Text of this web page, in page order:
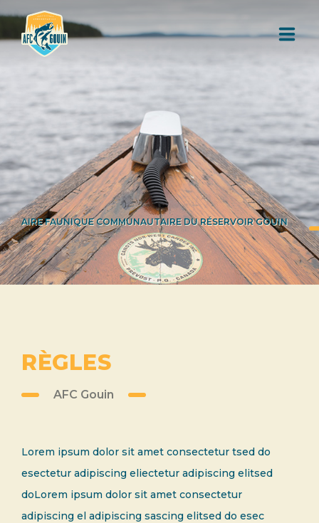
L'AIRE FAUNIQUE COMMUNAUTAIRE
RESSOURCES
AUTORISATION DE PÊCHE
AIRE FAUNIQUE COMMUNAUTAIRE DU RÉSERVOIR GOUIN
RÈGLES
AFC Gouin
Lorem ipsum dolor sit amet consectetur tsed do
esectetur adipiscing eliectetur adipiscing elitsed
doLorem ipsum dolor sit amet consectetur
adipiscing el adipiscing sascing elitsed do esec